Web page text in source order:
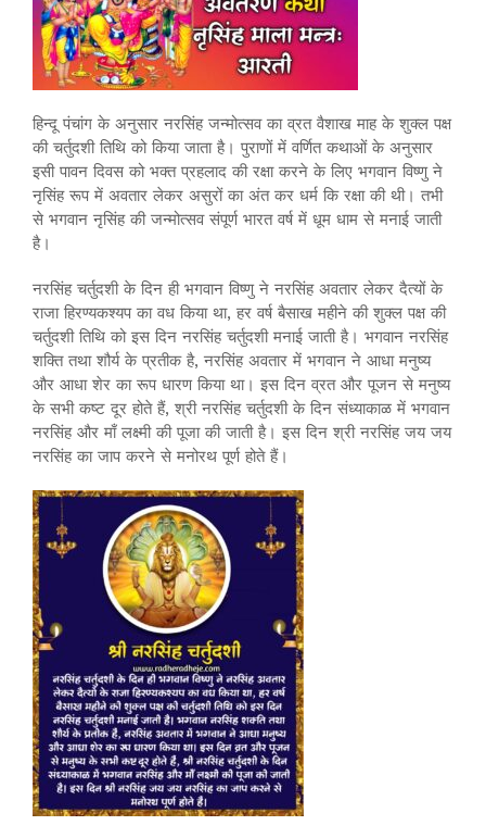
हिन्दू पंचांग के अनुसार नरसिंह जन्मोत्सव का व्रत वैशाख माह के शुक्ल पक्ष
की चर्तुदशी तिथि को किया जाता है। पुराणों में वर्णित कथाओं के अनुसार
इसी पावन दिवस को भक्त प्रहलाद की रक्षा करने के लिए भगवान विष्णु ने
नृसिंह रूप में अवतार लेकर असुरों का अंत कर धर्म कि रक्षा की थी। तभी
से भगवान नृसिंह की जन्मोत्सव संपूर्ण भारत वर्ष में धूम धाम से मनाई जाती
है।
नरसिंह चर्तुदशी के दिन ही भगवान विष्णु ने नरसिंह अवतार लेकर दैत्यों के
राजा हिरण्यकश्यप का वध किया था, हर वर्ष बैसाख महीने की शुक्ल पक्ष की
चर्तुदशी तिथि को इस दिन नरसिंह चर्तुदशी मनाई जाती है। भगवान नरसिंह
शक्ति तथा शौर्य के प्रतीक है, नरसिंह अवतार में भगवान ने आधा मनुष्य
और आधा शेर का रूप धारण किया था। इस दिन व्रत और पूजन से मनुष्य
के सभी कष्ट दूर होते हैं, श्री नरसिंह चर्तुदशी के दिन संध्याकाळ में भगवान
नरसिंह और माँ लक्ष्मी की पूजा की जाती है। इस दिन श्री नरसिंह जय जय
नरसिंह का जाप करने से मनोरथ पूर्ण होते हैं।